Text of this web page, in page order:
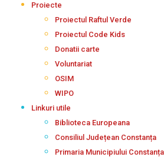
Proiecte
Proiectul Raftul Verde
Proiectul Code Kids
Donatii carte
Voluntariat
OSIM
WIPO
Linkuri utile
Biblioteca Europeana
Consiliul Județean Constanța
Primaria Municipiului Constanța